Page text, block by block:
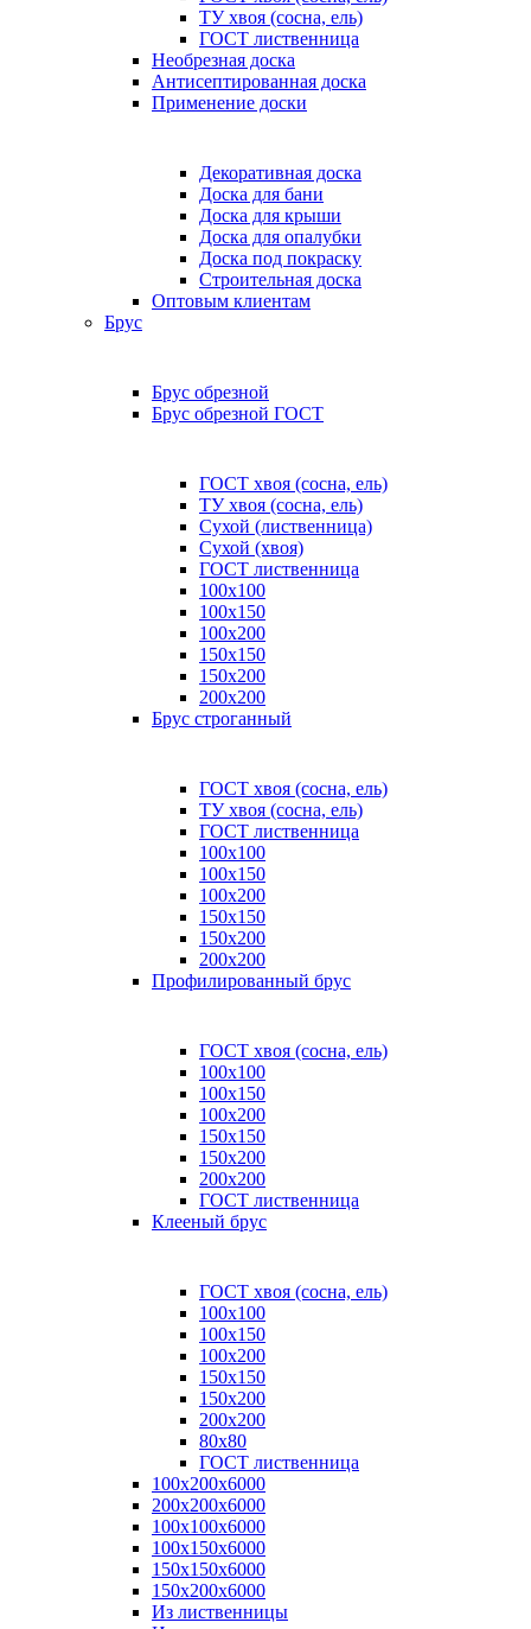
ТУ хвоя (сосна, ель)
ГОСТ лиственница
Необрезная доска
Антисептированная доска
Применение доски
Декоративная доска
Доска для бани
Доска для крыши
Доска для опалубки
Доска под покраску
Строительная доска
Оптовым клиентам
Брус
Брус обрезной
Брус обрезной ГОСТ
ГОСТ хвоя (сосна, ель)
ТУ хвоя (сосна, ель)
Сухой (лиственница)
Сухой (хвоя)
ГОСТ лиственница
100x100
100x150
100x200
150x150
150x200
200x200
Брус строганный
ГОСТ хвоя (сосна, ель)
ТУ хвоя (сосна, ель)
ГОСТ лиственница
100х100
100х150
100х200
150х150
150х200
200х200
Профилированный брус
ГОСТ хвоя (сосна, ель)
100x100
100x150
100x200
150x150
150x200
200x200
ГОСТ лиственница
Клееный брус
ГОСТ хвоя (сосна, ель)
100x100
100x150
100x200
150x150
150x200
200x200
80х80
ГОСТ лиственница
100х200х6000
200х200х6000
100х100х6000
100х150х6000
150х150х6000
150х200х6000
Из лиственницы